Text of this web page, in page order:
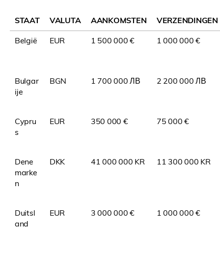
STAAT VALUTA AANKOMSTEN VERZENDINGEN
België EUR 1 500 000 € 1 000 000 €
Bulgar
ije
BGN 1 700 000 ЛВ 2 200 000 ЛВ
Cypru
s
EUR 350 000 € 75 000 €
Dene
marke
n
DKK 41 000 000 KR 11 300 000 KR
Duitsl
and
EUR 3 000 000 € 1 000 000 €